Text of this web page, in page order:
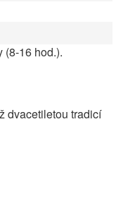
(8-16 hod.).
dvacetiletou tradicí